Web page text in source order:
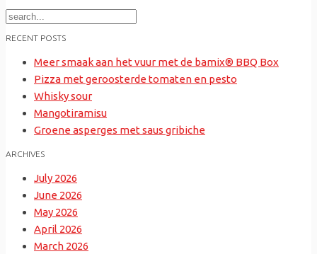
Search
RECENT POSTS
Meer smaak aan het vuur met de bamix® BBQ Box
Pizza met geroosterde tomaten en pesto
Whisky sour
Mangotiramisu
Groene asperges met saus gribiche
ARCHIVES
July 2026
June 2026
May 2026
April 2026
March 2026